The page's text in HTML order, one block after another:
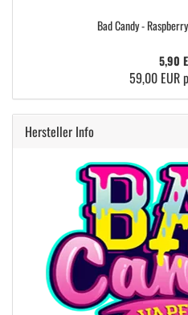
Bad Candy -
5,90
59,00 EUR
Hersteller Info